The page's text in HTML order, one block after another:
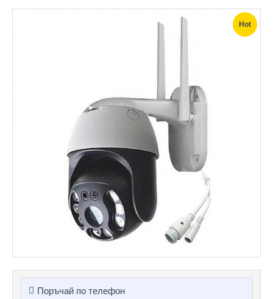
Hot
Поръчай по телефон